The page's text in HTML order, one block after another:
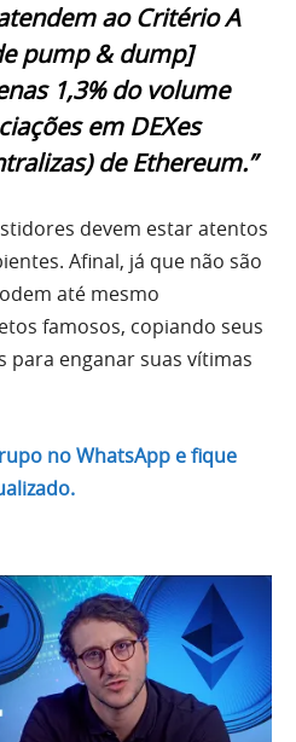
ao Critério A
pump & dump]
1,3% do volume
em DEXes
de Ethereum.”
devem estar atentos
Afinal, já que não são
até mesmo
famosos, copiando seus
para enganar suas vítimas
no WhatsApp e fique